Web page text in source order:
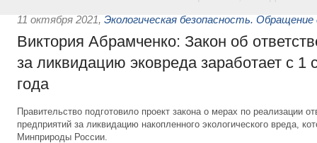
11 октября 2021, Экологическая безопасность.
Виктория Абрамченко: Закон об
за ликвидацию эковреда заработает с 1
года
Правительство подготовило проект закона о мерах по реализации
предприятий за ликвидацию накопленного экологического вреда,
Минприроды России.